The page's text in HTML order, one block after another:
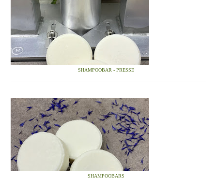
SHAMPOOBAR - PRESSE
SHAMPOOBARS